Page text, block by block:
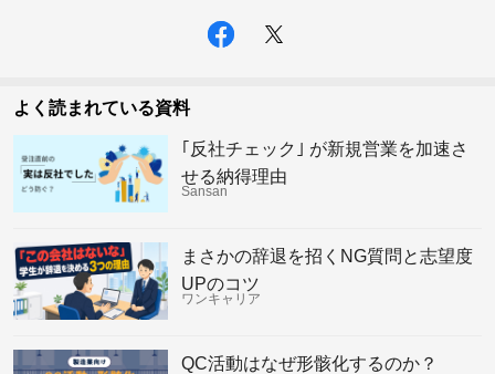
よく読まれている資料
｢反社チェック｣ が新規営業を加速さ
せる納得理由
Sansan
まさかの辞退を招くNG質問と志望度
UPのコツ
ワンキャリア
QC活動はなぜ形骸化するのか？